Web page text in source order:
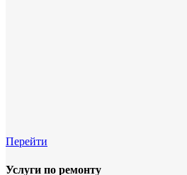
Перейти
Услуги по ремонту